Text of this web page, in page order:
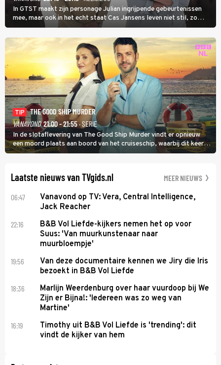
In GTST maakt zijn personage Julian ingrijpende gebeurtenissen
mee, maar ook in het echt staat Cas Jansens leven niet stil, zo
vertelt hij in Adieu! Volgende Kaart.
TIP
THE GOOD SHIP MURDER
VANAVOND 21:00 - 21:55· SERIE
In de slotaflevering van The Good Ship Murder vindt er opnieuw
een moord plaats aan boord van het cruiseschip, waarbij dit keer
een bemanningslid het slachtoffer is en kapitein Marlowe de dader
Laatste nieuws van TVgids.nl MEER NIEUWS
06:47
Vanavond op TV: Vera, Central Intelligence,
Jack Reacher
22:16
B&B Vol Liefde-kijkers nemen het op voor
Suus: 'Van muurkunstenaar naar
muurbloempje'
19:56
Van deze documentaire kennen we Jiry die Iris
bezoekt in B&B Vol Liefde
18:36
Marlijn Weerdenburg over haar vuurdoop bij We
Zijn er Bijna!: 'Iedereen was zo weg van
Martine'
16:19
Timothy uit B&B Vol Liefde is 'trending': dit
vindt de kijker van hem